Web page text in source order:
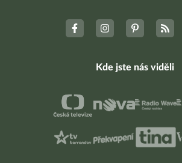
Kde jste nás viděli